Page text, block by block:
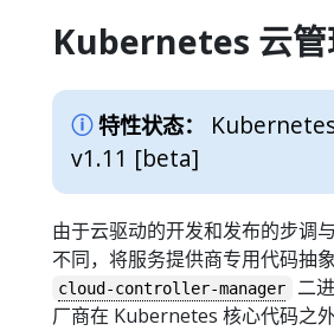
Kubernetes 云管
特性状态：
v1.11 [beta]
由于云驱动的开发和发布的步调
不同，将服务提供商专用代码抽
cloud-controller-manager
二
厂商在 Kubernetes 核心代码之